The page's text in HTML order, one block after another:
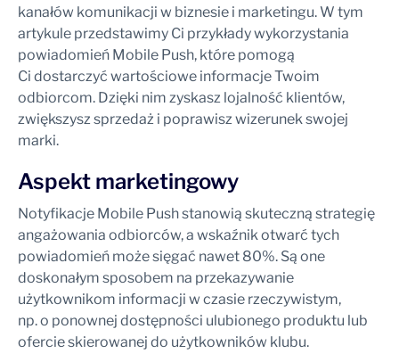
kanałów komunikacji w biznesie i marketingu. W tym
artykule przedstawimy Ci przykłady wykorzystania
powiadomień Mobile Push, które pomogą
Ci dostarczyć wartościowe informacje Twoim
odbiorcom. Dzięki nim zyskasz lojalność klientów,
zwiększysz sprzedaż i poprawisz wizerunek swojej
marki.
Aspekt marketingowy
Notyfikacje Mobile Push stanowią skuteczną strategię
angażowania odbiorców, a wskaźnik otwarć tych
powiadomień może sięgać nawet 80%. Są one
doskonałym sposobem na przekazywanie
użytkownikom informacji w czasie rzeczywistym,
np. o ponownej dostępności ulubionego produktu lub
ofercie skierowanej do użytkowników klubu.